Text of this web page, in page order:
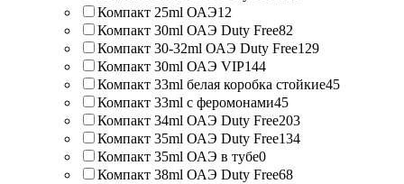
Компакт 25ml ОАЭ12
Компакт 30ml ОАЭ Duty Free82
Компакт 30-32ml ОАЭ Duty Free129
Компакт 30ml ОАЭ VIP144
Компакт 33ml белая коробка стойкие45
Компакт 33ml с феромонами45
Компакт 34ml ОАЭ Duty Free203
Компакт 35ml ОАЭ Duty Free134
Компакт 35ml ОАЭ в тубе0
Компакт 38ml ОАЭ Duty Free68